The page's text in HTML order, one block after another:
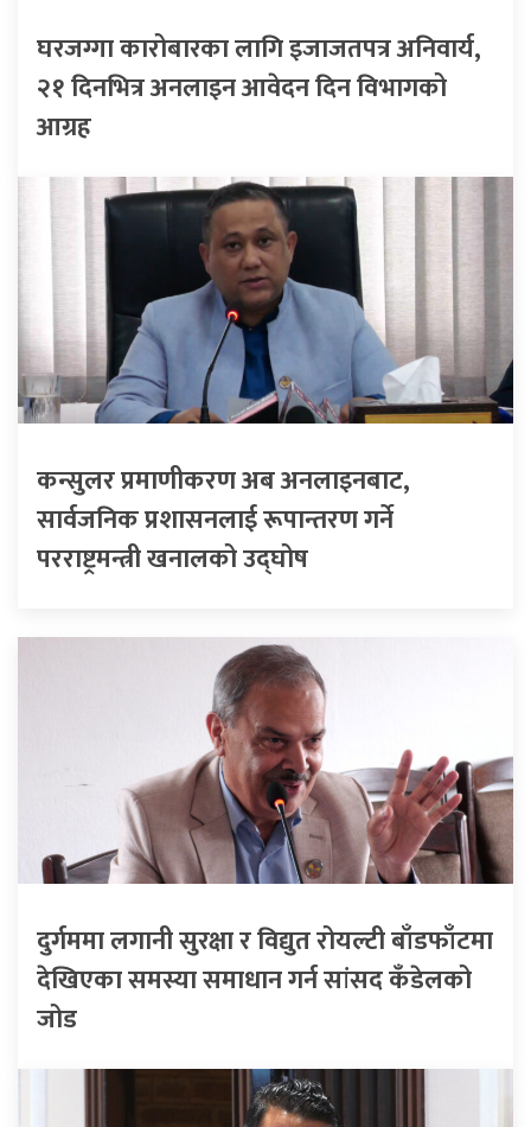
घरजग्गा कारोबारका लागि इजाजतपत्र अनिवार्य,
२१ दिनभित्र अनलाइन आवेदन दिन विभागको
आग्रह
कन्सुलर प्रमाणीकरण अब अनलाइनबाट,
सार्वजनिक प्रशासनलाई रूपान्तरण गर्ने
परराष्ट्रमन्त्री खनालको उद्घोष
दुर्गममा लगानी सुरक्षा र विद्युत रोयल्टी बाँडफाँटमा
देखिएका समस्या समाधान गर्न सांसद कँडेलको
जोड